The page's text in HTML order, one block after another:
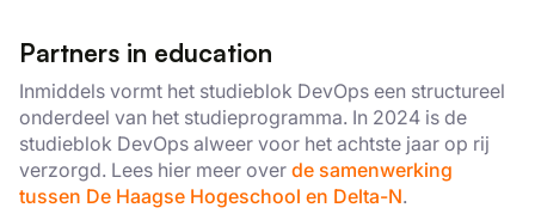
Partners in education
Inmiddels vormt het studieblok DevOps een structureel
onderdeel van het studieprogramma. In 2024 is de
studieblok DevOps alweer voor het achtste jaar op rij
verzorgd. Lees hier meer over de samenwerking
tussen De Haagse Hogeschool en Delta-N.